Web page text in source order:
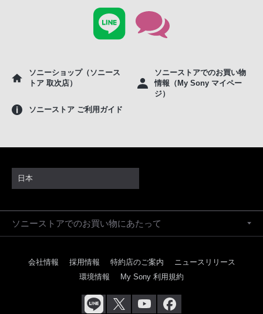
ソニーショップ（ソニース
トア 取次店）
ソニーストアでのお買い物
情報（My Sony マイペー
ジ）
ソニーストア ご利用ガイド
日本
ソニーストアでのお買い物にあたって
会社情報 採用情報 特約店のご案内
ニュースリリース
環境情報
My Sony 利用規約